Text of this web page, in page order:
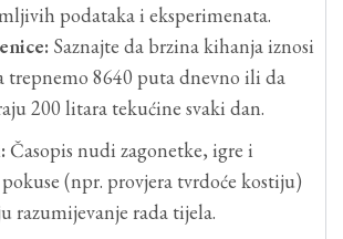
podataka i eksperimenata.
Saznajte da brzina kihanja iznosi
trepnemo 8640 puta dnevno ili da
200 litara tekućine svaki dan.
Časopis nudi zagonetke, igre i
(npr. provjera tvrdoće kostiju)
razumijevanje rada tijela.